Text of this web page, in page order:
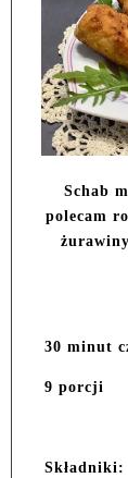
Schab
polecam
30 minut
9 porcji
Składniki: